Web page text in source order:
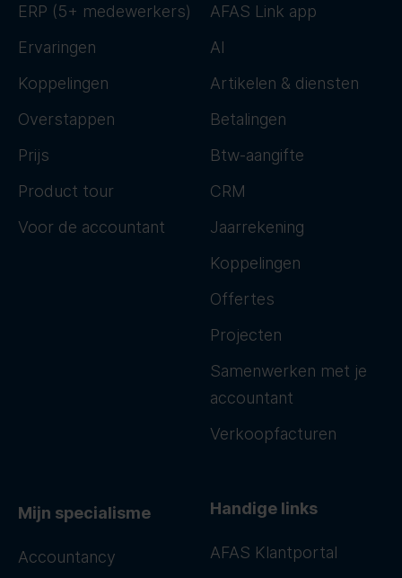
ERP (5+ medewerkers)
Ervaringen
Koppelingen
Overstappen
Prijs
Product tour
Voor de accountant
AFAS Link app
AI
Artikelen & diensten
Betalingen
Btw-aangifte
CRM
Jaarrekening
Koppelingen
Offertes
Projecten
Samenwerken met je
accountant
Verkoopfacturen
Mijn specialisme
Accountancy
Handige links
AFAS Klantportal